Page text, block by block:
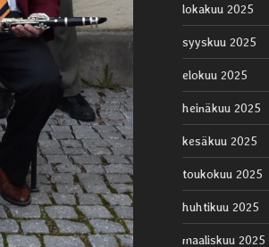
lokakuu 2025
syyskuu 2025
elokuu 2025
heinäkuu 2025
kesäkuu 2025
toukokuu 2025
huhtikuu 2025
maaliskuu 2025